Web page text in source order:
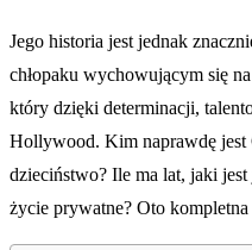
Jego historia jest jednak
chłopaku wychowującym się
który dzięki determinacji,
Hollywood. Kim naprawdę jest
dzieciństwo? Ile ma lat, jaki
życie prywatne? Oto